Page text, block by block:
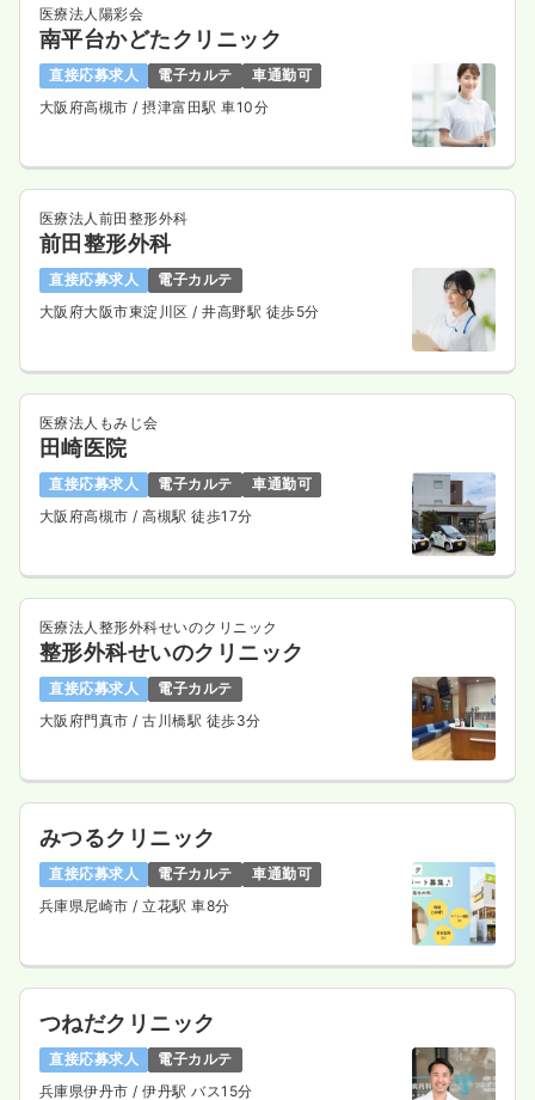
医療法人陽彩会
南平台かどたクリニック
直接応募求人 電子カルテ
車通勤可
大阪府高槻市 / 摂津富田駅 車10分
医療法人前田整形外科
前田整形外科
直接応募求人
電子カルテ
大阪府大阪市東淀川区 / 井高野駅 徒歩5分
医療法人もみじ会
田崎医院
直接応募求人 電子カルテ
車通勤可
大阪府高槻市 / 高槻駅 徒歩17分
医療法人整形外科せいのクリニック
整形外科せいのクリニック
直接応募求人
電子カルテ
大阪府門真市 / 古川橋駅 徒歩3分
みつるクリニック
直接応募求人 電子カルテ
車通勤可
兵庫県尼崎市 / 立花駅 車8分
つねだクリニック
直接応募求人
電子カルテ
兵庫県伊丹市 / 伊丹駅 バス15分